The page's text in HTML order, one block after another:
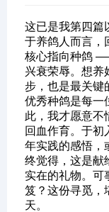
这已是我第四篇
于养鸽人而言，
核心指向种鸽
兴衰荣辱。想养
步，也是最关键
优秀种鸽是每一
此，我才愿意不
回血作育。于初
年实践的感悟
终觉得，这是献
实在的礼物。可
笈？这份寻觅，
天。